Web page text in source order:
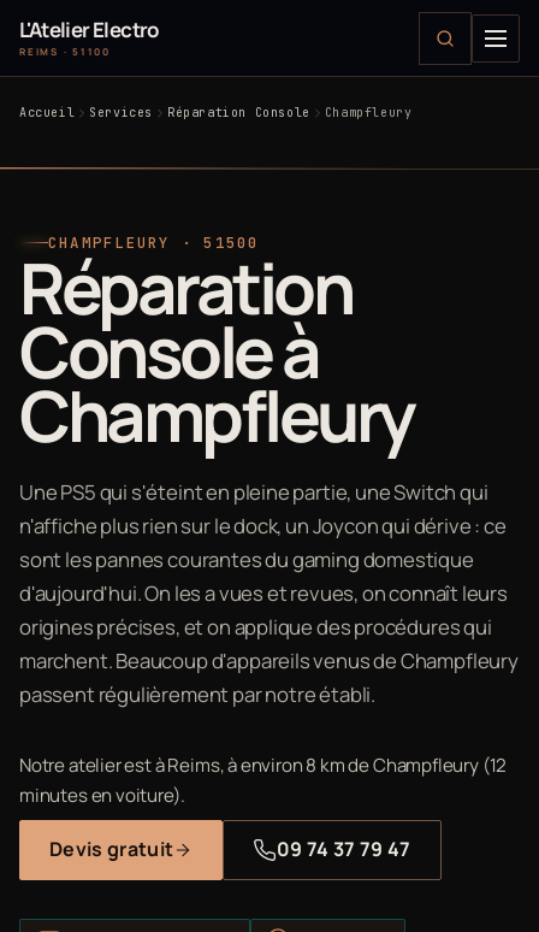
L'Atelier Electro
REIMS · 51100
Accueil Services Réparation Console Champfleury
CHAMPFLEURY · 51500
Réparation
Console à
Champfleury
Une PS5 qui s'éteint en pleine partie, une Switch qui
n'affiche plus rien sur le dock, un Joycon qui dérive : ce
sont les pannes courantes du gaming domestique
d'aujourd'hui. On les a vues et revues, on connaît leurs
origines précises, et on applique des procédures qui
marchent. Beaucoup d'appareils venus de Champfleury
passent régulièrement par notre établi.
Notre atelier est à Reims, à environ 8 km de Champfleury (12
minutes en voiture).
Devis gratuit 09 74 37 79 47